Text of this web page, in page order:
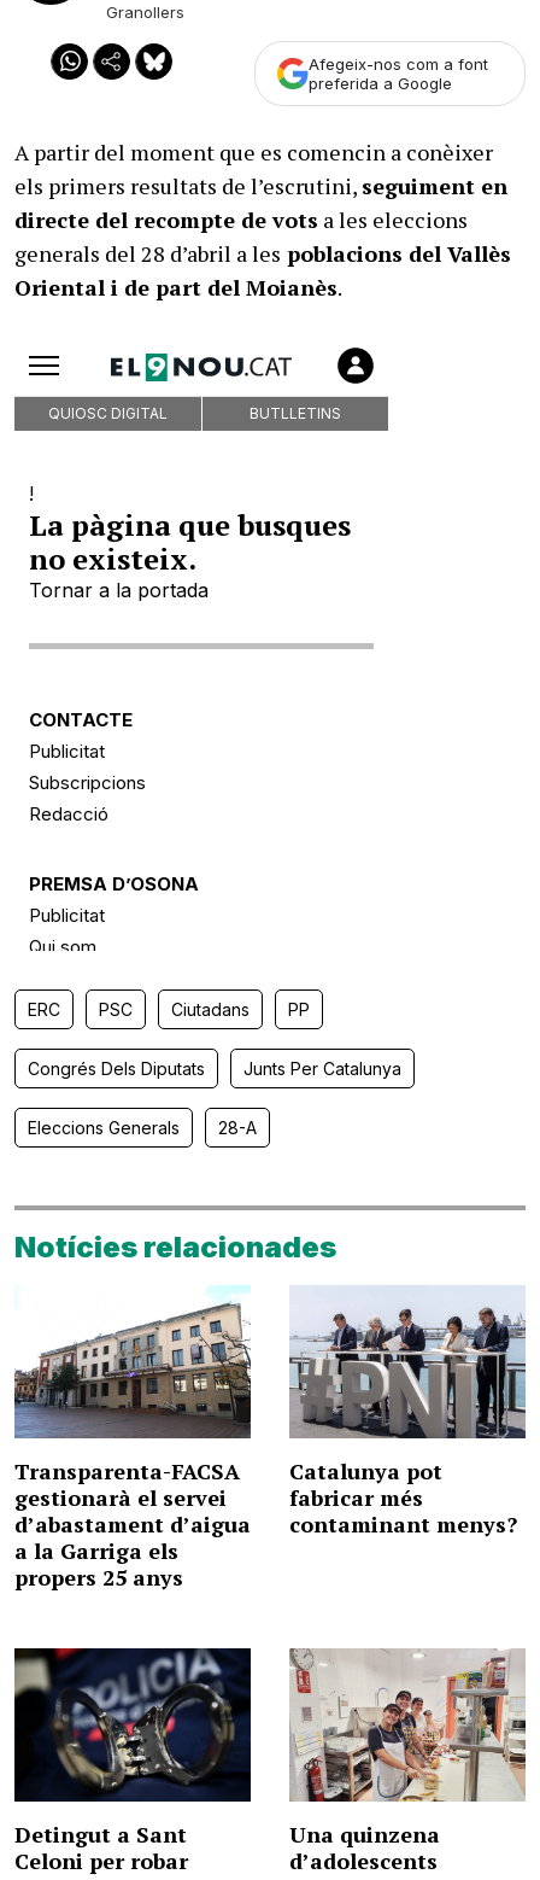
Granollers
Afegeix-nos com a font
preferida a Google
A partir del moment que es comencin a conèixer
els primers resultats de l’escrutini, seguiment en
directe del recompte de vots a les eleccions
generals del 28 d’abril a les poblacions del Vallès
Oriental i de part del Moianès.
ERC PSC Ciutadans PP
Congrés Dels Diputats Junts Per Catalunya
Eleccions Generals 28-A
Notícies relacionades
Transparenta-FACSA
gestionarà el servei
d’abastament d’aigua
a la Garriga els
propers 25 anys
Catalunya pot
fabricar més
contaminant menys?
Detingut a Sant
Celoni per robar
Una quinzena
d’adolescents